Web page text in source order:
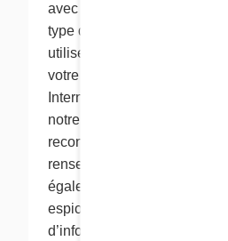
avec ce site Web, comme
type d’ordinateur et de
utilisez. Une adresse IP est
votre ordinateur lorsque
Internet. Chaque fois que
notre serveur Web peut
reconnaître et recueillir ces
renseignements
également les « cookies » et
espions ». Les « cookies »
d’information qu’un site